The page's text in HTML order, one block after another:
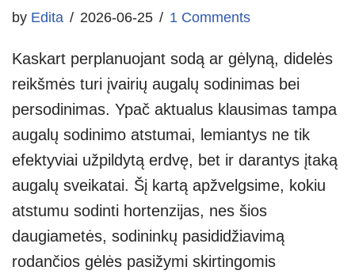
by Edita 2026-06-25 1 Comments
Kaskart perplanuojant sodą ar gėlyną, didelės
reikšmės turi įvairių augalų sodinimas bei
persodinimas. Ypač aktualus klausimas tampa
augalų sodinimo atstumai, lemiantys ne tik
efektyviai užpildytą erdvę, bet ir darantys įtaką
augalų sveikatai. Šį kartą apžvelgsime, kokiu
atstumu sodinti hortenzijas, nes šios
daugiametės, sodininkų pasididžiavimą
rodančios gėlės pasižymi skirtingomis